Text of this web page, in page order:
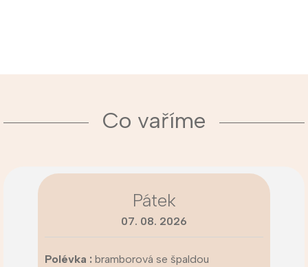
Co vaříme
Pátek
07. 08. 2026
Polévka : bramborová se špaldou